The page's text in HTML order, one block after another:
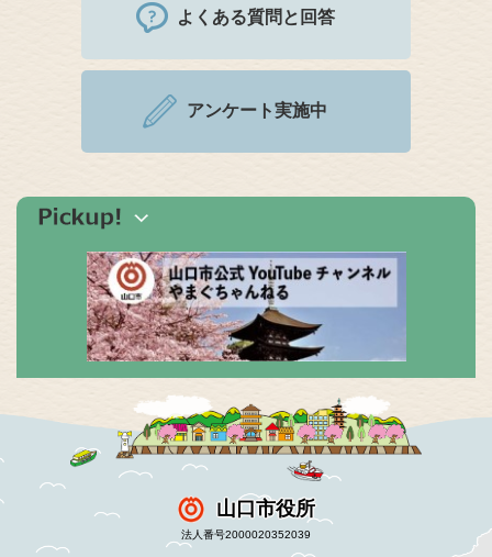
よくある質問と回答
アンケート実施中
山口市役所
法人番号2000020352039